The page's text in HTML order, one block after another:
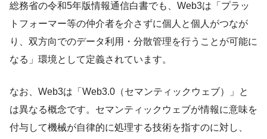
総務省の令和5年版情報通信白書でも、Web3は「プラッ
トフォーマー等の仲介者を介さずに個人と個人がつなが
り、双方向でのデータ利用・分散管理を行うことが可能に
なる」環境として定義されています。
なお、Web3は「Web3.0（セマンティックウェブ）」と
は異なる概念です。セマンティックウェブが情報に意味を
付与して機械が自律的に処理する技術を指すのに対し、